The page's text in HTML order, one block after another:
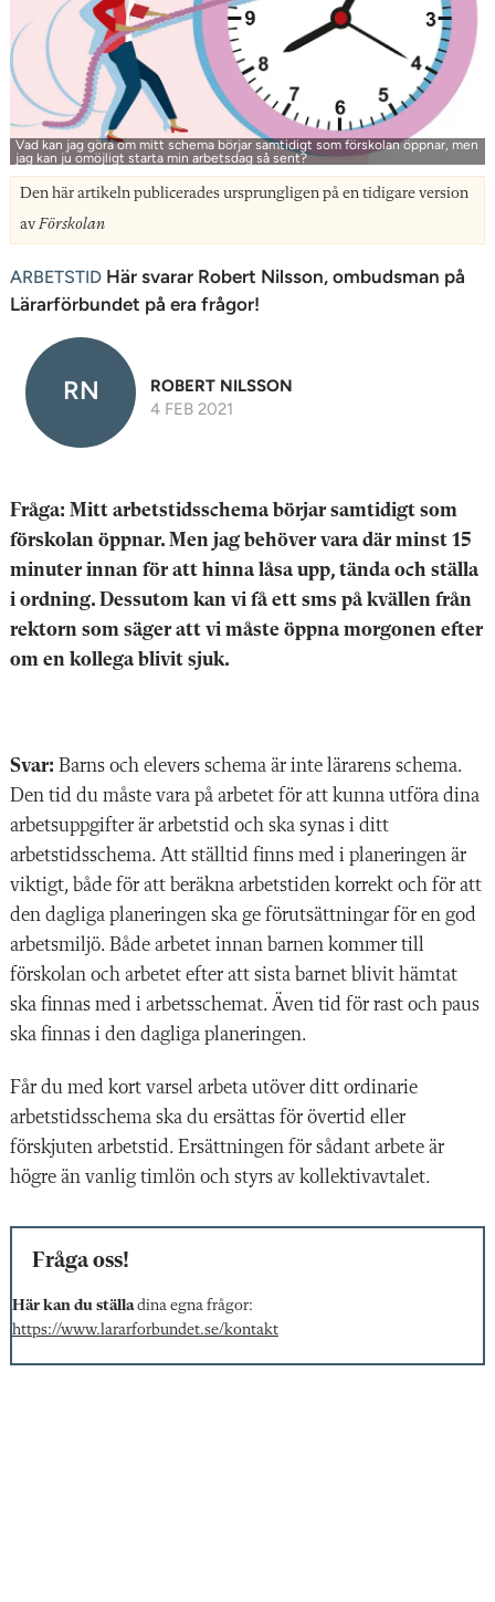
Vad kan jag göra om mitt schema börjar samtidigt som förskolan öppnar, men
jag kan ju omöjligt starta min arbetsdag så sent?
Den här artikeln publicerades ursprungligen på en tidigare version
avFörskolan
ARBETSTID Här svarar Robert Nilsson, ombudsman på
Lärarförbundet på era frågor!
RN
ROBERT NILSSON
4 FEB 2021
Fråga: Mitt arbetstidsschema börjar samtidigt som
förskolan öppnar. Men jag behöver vara där minst 15
minuter innan för att hinna låsa upp, tända och ställa
i ordning. Dessutom kan vi få ett sms på kvällen från
rektorn som säger att vi måste öppna morgonen efter
om en kollega blivit sjuk.
Svar: Barns och elevers schema är inte lärarens schema.
Den tid du måste vara på arbetet för att kunna utföra dina
arbetsuppgifter är arbetstid och ska synas i ditt
arbetstidsschema. Att ställtid finns med i planeringen är
viktigt, både för att beräkna arbetstiden korrekt och för att
den dagliga planeringen ska ge förutsättningar för en god
arbetsmiljö. Både arbetet innan barnen kommer till
förskolan och arbetet efter att sista barnet blivit hämtat
ska finnas med i arbetsschemat. Även tid för rast och paus
ska finnas i den dagliga planeringen.
Får du med kort varsel arbeta utöver ditt ordinarie
arbetstidsschema ska du ersättas för övertid eller
förskjuten arbetstid. Ersättningen för sådant arbete är
högre än vanlig timlön och styrs av kollektivavtalet.
Fråga oss!
Här kan du ställadina egna frågor:
https://www.lararforbundet.se/kontakt